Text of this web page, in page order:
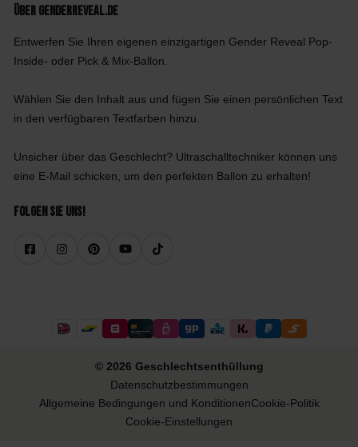
Über GenderReveal.de
Entwerfen Sie Ihren eigenen einzigartigen Gender Reveal Pop-
Inside- oder Pick & Mix-Ballon.
Wählen Sie den Inhalt aus und fügen Sie einen persönlichen Text
in den verfügbaren Textfarben hinzu.
Unsicher über das Geschlecht? Ultraschalltechniker können uns
eine E-Mail schicken, um den perfekten Ballon zu erhalten!
Folgen Sie uns!
© 2026 Geschlechtsenthüllung
Datenschutzbestimmungen
Allgemeine Bedingungen und KonditionenCookie-Politik
Cookie-Einstellungen